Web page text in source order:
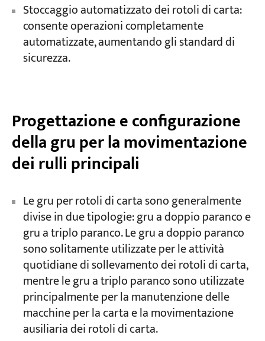
Stoccaggio automatizzato dei rotoli di carta:
consente operazioni completamente
automatizzate, aumentando gli standard di
sicurezza.
Progettazione e configurazione
della gru per la movimentazione
dei rulli principali
Le gru per rotoli di carta sono generalmente
divise in due tipologie: gru a doppio paranco e
gru a triplo paranco. Le gru a doppio paranco
sono solitamente utilizzate per le attività
quotidiane di sollevamento dei rotoli di carta,
mentre le gru a triplo paranco sono utilizzate
principalmente per la manutenzione delle
macchine per la carta e la movimentazione
ausiliaria dei rotoli di carta.